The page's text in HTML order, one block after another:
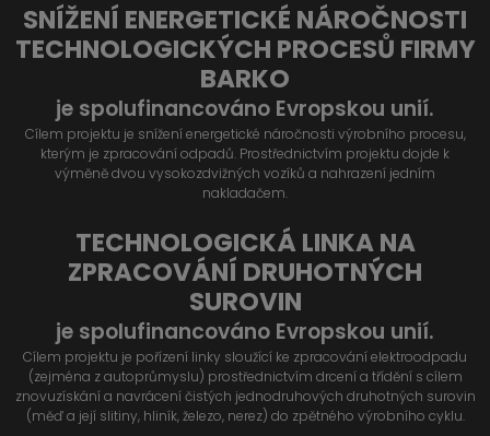
SNÍŽENÍ ENERGETICKÉ NÁROČNOSTI
TECHNOLOGICKÝCH PROCESŮ FIRMY
BARKO
je spolufinancováno Evropskou unií.
Cílem projektu je snížení energetické náročnosti výrobního procesu,
kterým je zpracování odpadů. Prostřednictvím projektu dojde k
výměně dvou vysokozdvižných vozíků a nahrazení jedním
nakladačem.
TECHNOLOGICKÁ LINKA NA
ZPRACOVÁNÍ DRUHOTNÝCH
SUROVIN
je spolufinancováno Evropskou unií.
Cílem projektu je pořízení linky sloužící ke zpracování elektroodpadu
(zejména z autoprůmyslu) prostřednictvím drcení a třídění s cílem
znovuzískání a navrácení čistých jednodruhových druhotných surovin
(měď a její slitiny, hliník, železo, nerez) do zpětného výrobního cyklu.